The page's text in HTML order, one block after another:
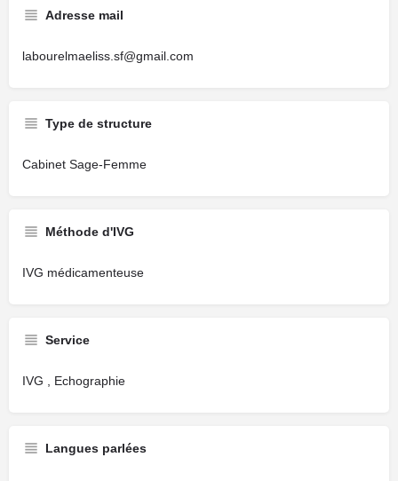
Adresse mail
labourelmaeliss.sf@gmail.com
Type de structure
Cabinet Sage-Femme
Méthode d'IVG
IVG médicamenteuse
Service
IVG , Echographie
Langues parlées